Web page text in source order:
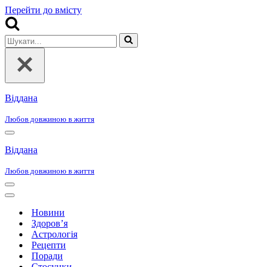
Перейти до вмісту
Шукати...
Віддана
Любов довжиною в життя
Меню
навігації
Віддана
Любов довжиною в життя
Меню
навігації
Меню
навігаціїНовини
Здоров’я
Астрологія
Рецепти
Поради